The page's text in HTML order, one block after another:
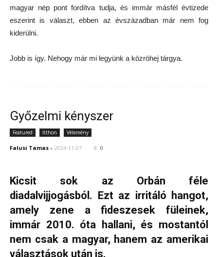
magyar nép pont fordítva tudja, és immár másfél évtizede
eszerint is választ, ebben az évszázadban már nem fog
kiderülni.
Jobb is így. Nehogy már mi legyünk a közröhej tárgya.
Győzelmi kényszer
Featured Itthon Vélemény
Falusi Tamas - 2024-11-07 0
Kicsit sok az Orbán féle
diadalvijjogásból. Ezt az irritáló hangot,
amely zene a fideszesek füleinek,
immár 2010. óta hallani, és mostantól
nem csak a magyar, hanem az amerikai
választások után is.